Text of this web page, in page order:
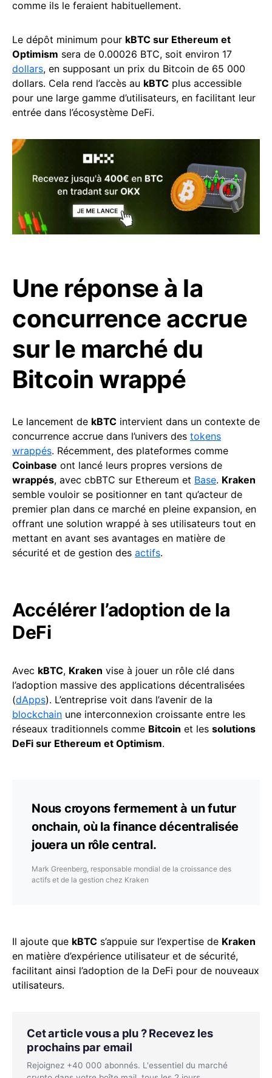
comme ils le feraient habituellement.
Le dépôt minimum pour kBTC sur Ethereum et
Optimism sera de 0.00026 BTC, soit environ 17
dollars, en supposant un prix du Bitcoin de 65 000
dollars. Cela rend l’accès au kBTC plus accessible
pour une large gamme d’utilisateurs, en facilitant leur
entrée dans l’écosystème DeFi.
Une réponse à la
concurrence accrue
sur le marché du
Bitcoin wrappé
Le lancement de kBTC intervient dans un contexte de
concurrence accrue dans l’univers des tokens
wrappés. Récemment, des plateformes comme
Coinbase ont lancé leurs propres versions de
wrappés, avec cbBTC sur Ethereum et Base. Kraken
semble vouloir se positionner en tant qu’acteur de
premier plan dans ce marché en pleine expansion, en
offrant une solution wrappé à ses utilisateurs tout en
mettant en avant ses avantages en matière de
sécurité et de gestion des actifs.
Accélérer l’adoption de la
DeFi
Avec kBTC, Kraken vise à jouer un rôle clé dans
l’adoption massive des applications décentralisées
(dApps). L’entreprise voit dans l’avenir de la
blockchain une interconnexion croissante entre les
réseaux traditionnels comme Bitcoin et les solutions
DeFi sur Ethereum et Optimism.
Nous croyons fermement à un futur
onchain, où la finance décentralisée
jouera un rôle central.
Mark Greenberg, responsable mondial de la croissance des
actifs et de la gestion chez Kraken
Il ajoute que kBTC s’appuie sur l’expertise de Kraken
en matière d’expérience utilisateur et de sécurité,
facilitant ainsi l’adoption de la DeFi pour de nouveaux
utilisateurs.
Cet article vous a plu ? Recevez les
prochains par email
Rejoignez +40 000 abonnés. L'essentiel du marché